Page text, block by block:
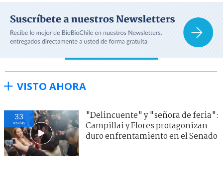
VISTO AHORA
33
visitas
"Delincuente" y "señora de feria":
Campillai y Flores protagonizan
duro enfrentamiento en el Senado